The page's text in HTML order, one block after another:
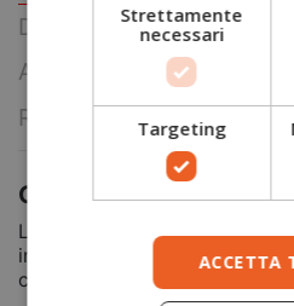
Dettagli prodotto
About Portwest
Reviews
(0)
Guanti in maglia
La collezione Accessoriè
in pile maglia con fodere
comfort nelle stagioni più
Strettamente
necessari
Targeting
ACCETTA